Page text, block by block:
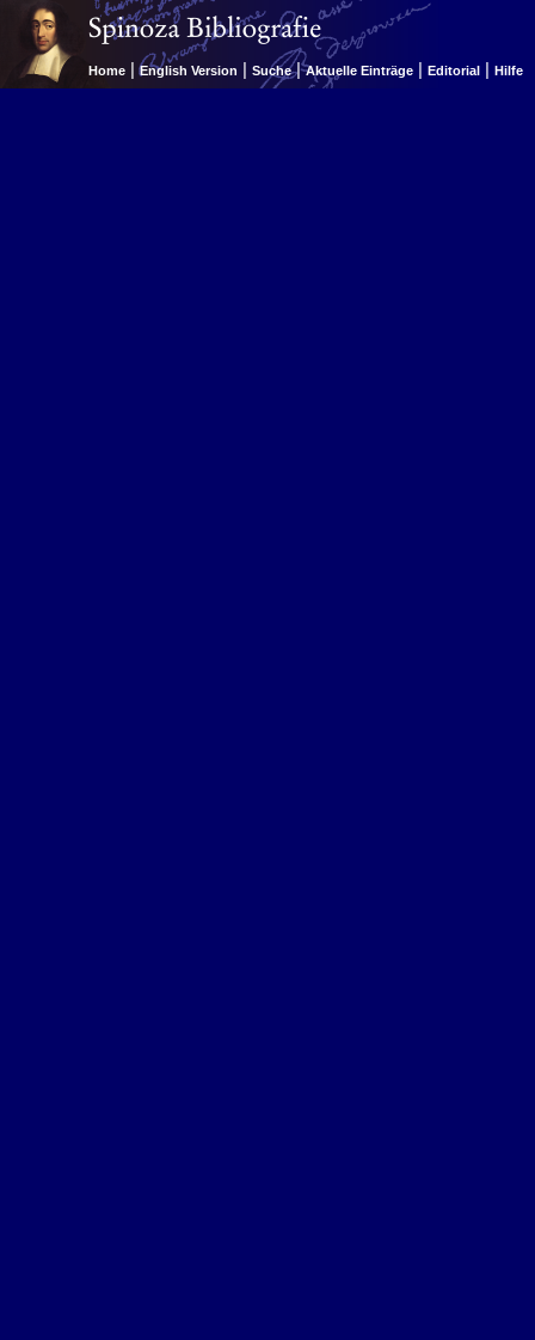
Home | English Version | Suche | Aktuelle Einträge | Editorial | Hilfe